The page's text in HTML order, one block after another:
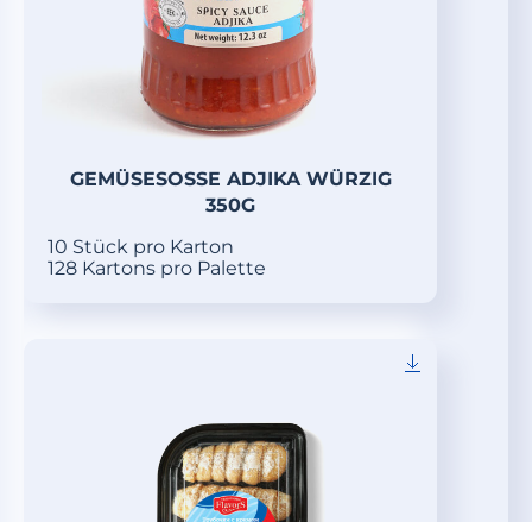
GEMÜSESOSSE ADJIKA WÜRZIG
350G
10 Stück pro Karton
128 Kartons pro Palette